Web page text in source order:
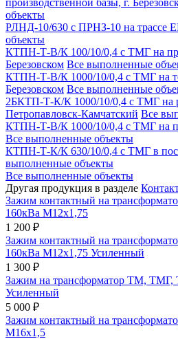
объекты
РЛНД-10/630 с ПРНЗ-10 на трассе
объекты
КТПН-Т-В/К 100/10/0,4 с ТМГ на
Березовском Все выполненные
КТПН-Т-В/К 1000/10/0,4 с ТМГ на
Березовском Все выполненные
2БКТП-Т-К/К 1000/10/0,4 с ТМГ на
Петропавловск-Камчатский Все
КТПН-Т-В/К 1000/10/0,4 с ТМГ на
Все выполненные объекты
КТПН-Т-К/К 630/10/0,4 с ТМГ в
выполненные объекты
Все выполненные объекты
Другая продукция в разделе
Зажим контактный на
160кВа М12х1,75
1 200 ₽
Зажим контактный на
160кВа М12х1,75 Усиленный
1 300 ₽
Зажим на трансформатор ТМ,
Усиленный
5 000 ₽
Зажим контактный на
М16х1,5